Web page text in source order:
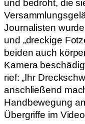
und bedroht, die
Journalisten
und „dreckige
beiden auch
Kamera
rief: „Ihr
anschließend
Handbewegung
Übergriffe im